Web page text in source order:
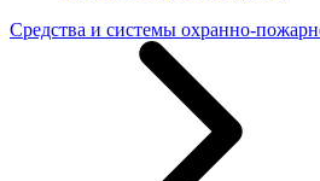
Средства и системы охранно-